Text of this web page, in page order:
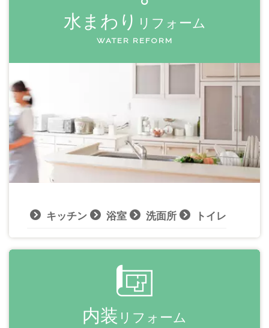
水まわり リフォーム
WATER REFORM
キッチン 浴室 洗面所 トイレ
内装 リフォーム